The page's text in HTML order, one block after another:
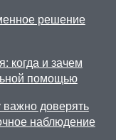
решение
когда и зачем
помощью
важно доверять
наблюдение